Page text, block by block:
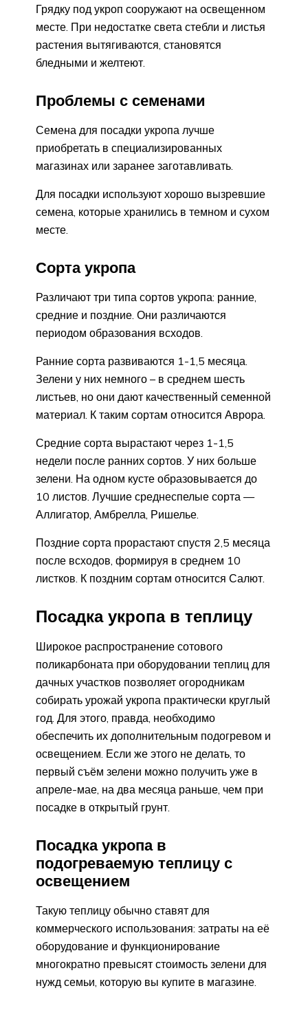
Грядку под укроп сооружают на освещенном
месте. При недостатке света стебли и листья
растения вытягиваются, становятся
бледными и желтеют.
Проблемы с семенами
Семена для посадки укропа лучше
приобретать в специализированных
магазинах или заранее заготавливать.
Для посадки используют хорошо вызревшие
семена, которые хранились в темном и сухом
месте.
Сорта укропа
Различают три типа сортов укропа: ранние,
средние и поздние. Они различаются
периодом образования всходов.
Ранние сорта развиваются 1-1,5 месяца.
Зелени у них немного – в среднем шесть
листьев, но они дают качественный семенной
материал. К таким сортам относится Аврора.
Средние сорта вырастают через 1-1,5
недели после ранних сортов. У них больше
зелени. На одном кусте образовывается до
10 листов. Лучшие среднеспелые сорта —
Аллигатор, Амбрелла, Ришелье.
Поздние сорта прорастают спустя 2,5 месяца
после всходов, формируя в среднем 10
листков. К поздним сортам относится Салют.
Посадка укропа в теплицу
Широкое распространение сотового
поликарбоната при оборудовании теплиц для
дачных участков позволяет огородникам
собирать урожай укропа практически круглый
год. Для этого, правда, необходимо
обеспечить их дополнительным подогревом и
освещением. Если же этого не делать, то
первый съём зелени можно получить уже в
апреле-мае, на два месяца раньше, чем при
посадке в открытый грунт.
Посадка укропа в
подогреваемую теплицу с
освещением
Такую теплицу обычно ставят для
коммерческого использования: затраты на её
оборудование и функционирование
многократно превысят стоимость зелени для
нужд семьи, которую вы купите в магазине.